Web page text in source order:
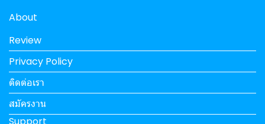
About
Review
Privacy Policy
ติดต่อเรา
สมัครงาน